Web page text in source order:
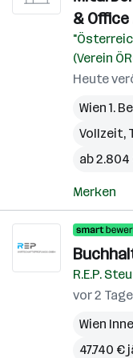
& Office
(Verein
Heute
Wien 1.
Vollzeit,
ab
Merken
R.E.P.
vor 2
Wien
47.740 €